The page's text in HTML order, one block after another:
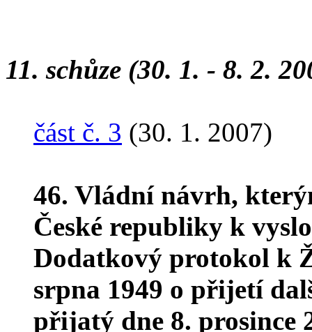
11. schůze (30. 1. - 8. 2.
část č. 3 (30. 1. 2007)
46. Vládní návrh,
České republiky k
Dodatkový protokol k
srpna 1949 o přijetí
přijatý dne 8. prosince